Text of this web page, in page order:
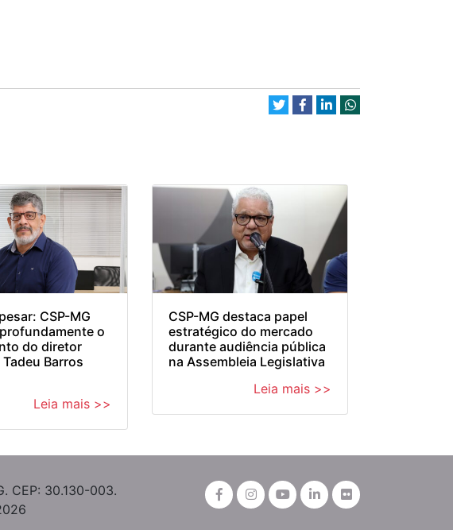
CSP-MG
o
do diretor
Barros
Leia mais >>
CSP-MG destaca papel
estratégico do mercado
durante audiência pública
na Assembleia Legislativa
Leia mais >>
CEP: 30.130-003.